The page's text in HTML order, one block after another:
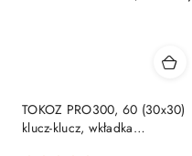
TOKOZ PRO300, 60 (30x30)
klucz-klucz, wkładka